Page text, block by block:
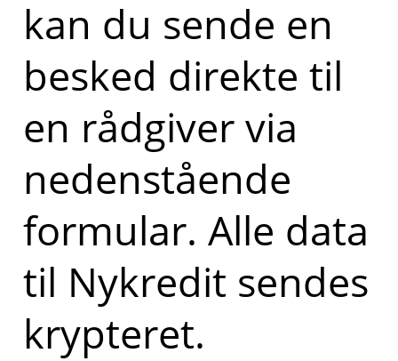
kan du sende en
besked direkte til
en rådgiver via
nedenstående
formular. Alle data
til Nykredit sendes
krypteret.